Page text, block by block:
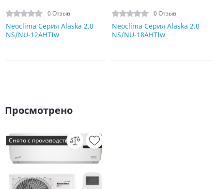
0 Отзыв
Neoclima Серия Alaska 2.0
NS/NU-12AHTIw
0 Отзыв
Neoclima Серия Alaska 2.0
NS/NU-18AHTIw
Просмотрено
Снято с производства